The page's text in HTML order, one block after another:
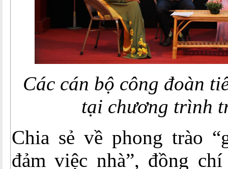
Các cán bộ công đoàn
tại chương trình
Chia sẻ về phong trào
đảm việc nhà”, đồng